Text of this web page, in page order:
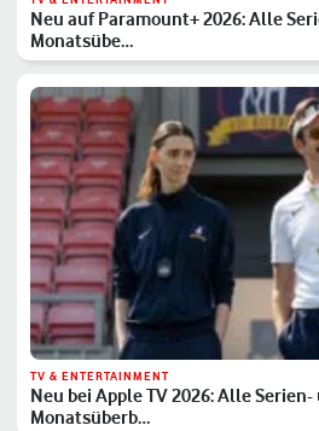
Neu auf Paramount+ 2026: Alle
Monatsübe…
TV & ENTERTAINMENT
Neu bei Apple TV 2026: Alle
Monatsüberb…